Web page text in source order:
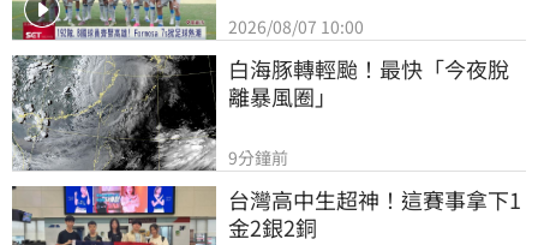
2026/08/07 10:00
白海豚轉輕颱！最快「今夜脫
離暴風圈」
9分鐘前
台灣高中生超神！這賽事拿下1
金2銀2銅